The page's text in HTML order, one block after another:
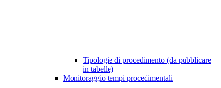
Tipologie di procedimento (da pubblicare
in tabelle)
Monitoraggio tempi procedimentali